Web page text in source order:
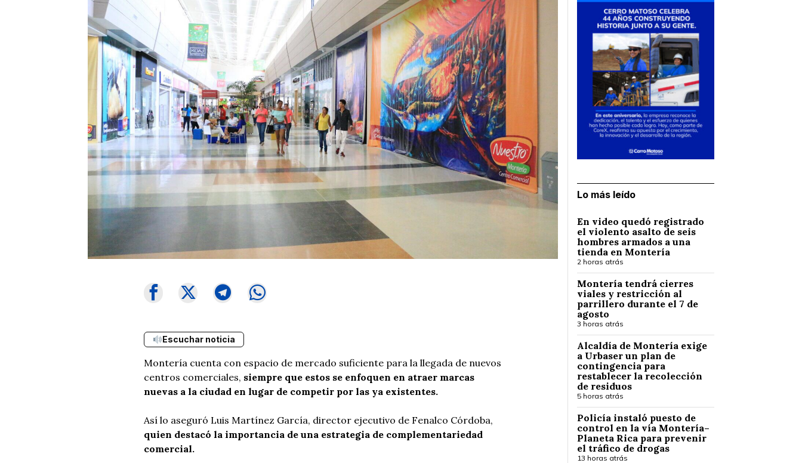
Escuchar noticia
Montería cuenta con espacio de mercado suficiente para la llegada de nuevos
centros comerciales, siempre que estos se enfoquen en atraer marcas
nuevas a la ciudad en lugar de competir por las ya existentes.
Así lo aseguró Luis Martínez García, director ejecutivo de Fenalco Córdoba,
quien destacó la importancia de una estrategia de complementariedad
comercial.
Lo más leído
En video quedó registrado
el violento asalto de seis
hombres armados a una
tienda en Montería
2 horas atrás
Montería tendrá cierres
viales y restricción al
parrillero durante el 7 de
agosto
3 horas atrás
Alcaldía de Montería exige
a Urbaser un plan de
contingencia para
restablecer la recolección
de residuos
5 horas atrás
Policía instaló puesto de
control en la vía Montería–
Planeta Rica para prevenir
el tráfico de drogas
13 horas atrás